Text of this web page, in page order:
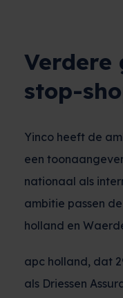
Verdere
stop-
Yinco heeft de
een
nationaal als
ambitie passen
holland en
apc holland, dat
als Driessen